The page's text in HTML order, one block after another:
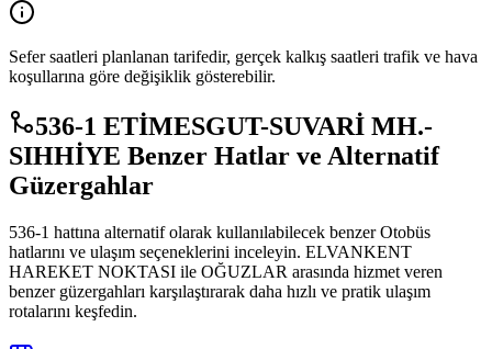
Sefer saatleri planlanan tarifedir, gerçek kalkış saatleri trafik ve hava
koşullarına göre değişiklik gösterebilir.
536-1 ETİMESGUT-SUVARİ MH.-
SIHHİYE Benzer Hatlar ve Alternatif
Güzergahlar
536-1 hattına alternatif olarak kullanılabilecek benzer Otobüs
hatlarını ve ulaşım seçeneklerini inceleyin. ELVANKENT
HAREKET NOKTASI ile OĞUZLAR arasında hizmet veren
benzer güzergahları karşılaştırarak daha hızlı ve pratik ulaşım
rotalarını keşfedin.